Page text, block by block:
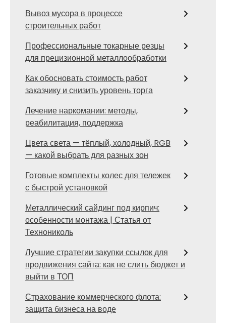
Вывоз мусора в процессе
строительных работ
Профессиональные токарные резцы
для прецизионной металлообработки
Как обосновать стоимость работ
заказчику и снизить уровень торга
Лечение наркомании: методы,
реабилитация, поддержка
Цвета света — тёплый, холодный, RGB
— какой выбрать для разных зон
Готовые комплекты колес для тележек
с быстрой установкой
Металлический сайдинг под кирпич:
особенности монтажа | Статья от
Технониколь
Лучшие стратегии закупки ссылок для
продвижения сайта: как не слить бюджет и
выйти в ТОП
Страхование коммерческого флота:
защита бизнеса на воде